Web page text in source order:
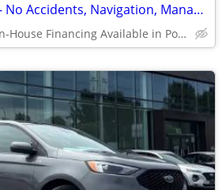
2023 Ford Edge SEL - No Accidents, Navigation, Manager Demo
(In-House Financing Available in Port Coquitlam)